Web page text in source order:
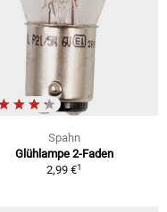
Spahn
Glühlampe 2-Faden
2,99 €1